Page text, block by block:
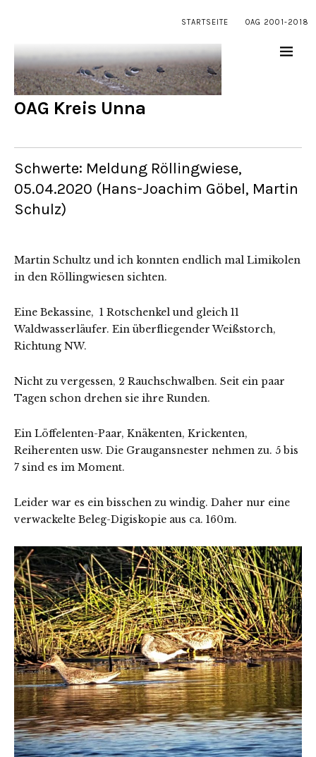
STARTSEITE OAG 2001-2018
OAG Kreis Unna
Schwerte: Meldung Röllingwiese,
05.04.2020 (Hans-Joachim Göbel, Martin
Schulz)
Martin Schultz und ich konnten endlich mal Limikolen
in den Röllingwiesen sichten.
Eine Bekassine, 1 Rotschenkel und gleich 11
Waldwasserläufer. Ein überfliegender Weißstorch,
Richtung NW.
Nicht zu vergessen, 2 Rauchschwalben. Seit ein paar
Tagen schon drehen sie ihre Runden.
Ein Löffelenten-Paar, Knäkenten, Krickenten,
Reiherenten usw. Die Graugansnester nehmen zu. 5 bis
7 sind es im Moment.
Leider war es ein bisschen zu windig. Daher nur eine
verwackelte Beleg-Digiskopie aus ca. 160m.